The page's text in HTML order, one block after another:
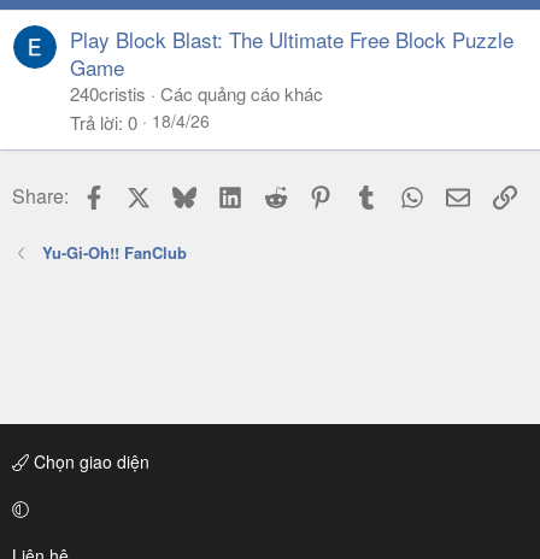
Play Block Blast: The Ultimate Free Block Puzzle
Game
240cristis
Các quảng cáo khác
Trả lời 0 18/4/26
Share: Facebook BlueskyLinkedIn
Reddit PinterestTumblr WhatsApp
Email
Yu-Gi-Oh!! FanClub
Chọn giao diện